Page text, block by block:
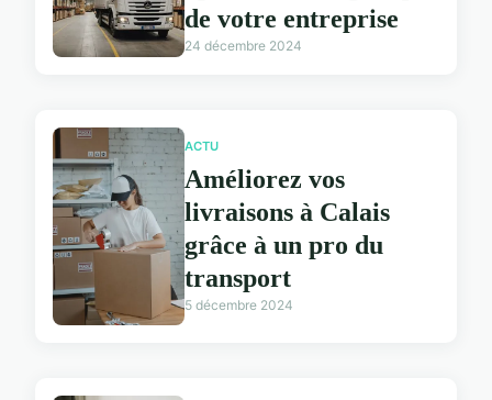
de votre entreprise
24 décembre 2024
ACTU
Améliorez vos
livraisons à Calais
grâce à un pro du
transport
5 décembre 2024